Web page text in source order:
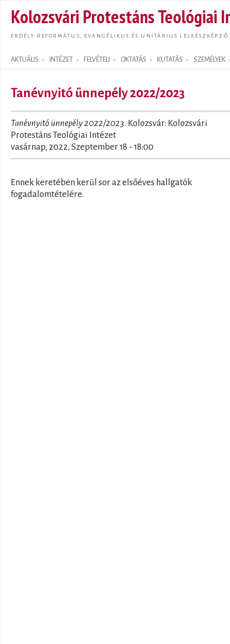
Kolozsvári Protestáns Teológiai
ERDÉLY REFORMÁTUS, EVANGÉLIKUS ÉS UNITÁRIUS LELKÉSZKÉPZŐ
AKTUÁLIS INTÉZET FELVÉTELI OKTATÁS KUTATÁS SZEMÉLYEK
Search form
Tanévnyitó ünnepély 2022/2023
Tanévnyitó ünnepély 2022/2023. Kolozsvár: Kolozsvári
Protestáns Teológiai Intézet
vasárnap, 2022, Szeptember 18 - 18:00
Ennek keretében kerül sor az elsőéves hallgatók
fogadalomtételére.